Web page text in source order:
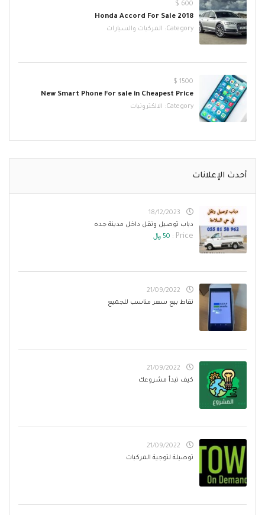
600 $
2018 Honda Accord For Sale
Category: المركبات والسيارات
1500 $
New Smart Phone For sale in Cheapest Price
Category: الالكترونيات
أحدث الإعلانات
18/12/2023
دباب توصيل ونقل داخل مدينة جده
Price : 50 ﷼
21/09/2022
نقاط بيع سعر مناسب للجميع
21/09/2022
كيف تبدأ مشروعك
21/09/2022
توصيلة لتوجية المركبات